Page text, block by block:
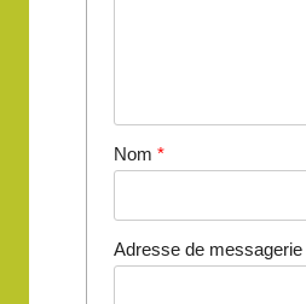
Nom *
Adresse de messagerie